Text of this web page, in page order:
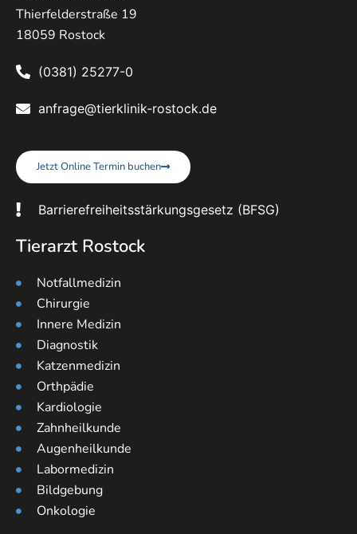
Thierfelderstraße 19
18059 Rostock
(0381) 25277-0
anfrage@tierklinik-rostock.de
Jetzt Online Termin buchen
Barrierefreiheitsstärkungsgesetz (BFSG)
Tierarzt Rostock
Notfallmedizin
Chirurgie
Innere Medizin
Diagnostik
Katzenmedizin
Orthpädie
Kardiologie
Zahnheilkunde
Augenheilkunde
Labormedizin
Bildgebung
Onkologie